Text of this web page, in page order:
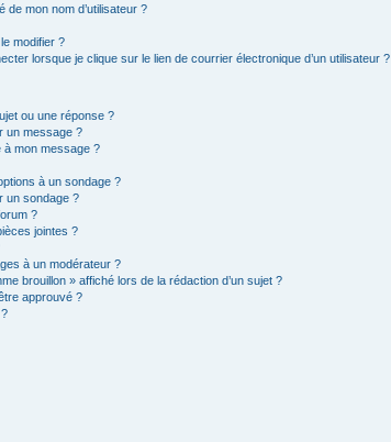
de mon nom d’utilisateur ?
modifier ?
lorsque je clique sur le lien de courrier électronique d’un utilisateur ?
ou une réponse ?
un message ?
à mon message ?
à un sondage ?
un sondage ?
?
jointes ?
à un modérateur ?
brouillon » affiché lors de la rédaction d’un sujet ?
approuvé ?